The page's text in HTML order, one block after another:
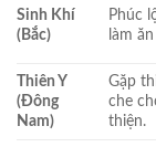
Sinh Khí
(Bắc)
Phúc
làm
Thiên Y
(Đông
Nam)
Gặp
che
thiện.